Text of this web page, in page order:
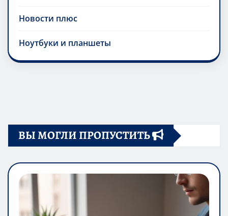
Новости плюс
Ноутбуки и планшеты
ВЫ МОГЛИ ПРОПУСТИТЬ